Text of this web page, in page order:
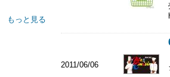
もっと見る
2011/06/06